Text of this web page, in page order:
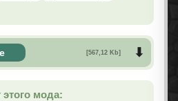
[567,12 Kb]
мода: